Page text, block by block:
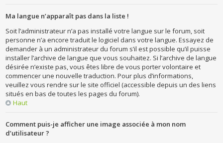
Ma langue n’apparaît pas dans la liste !
Soit l’administrateur n’a pas installé votre langue sur le forum, soit
personne n’a encore traduit le logiciel dans votre langue. Essayez de
demander à un administrateur du forum s’il est possible qu’il puisse
installer l’archive de langue que vous souhaitez. Si l’archive de langue
désirée n’existe pas, vous êtes libre de vous porter volontaire et
commencer une nouvelle traduction. Pour plus d’informations,
veuillez vous rendre sur le site officiel (accessible depuis un des liens
situés en bas de toutes les pages du forum).
Haut
Comment puis-je afficher une image associée à mon nom
d’utilisateur ?